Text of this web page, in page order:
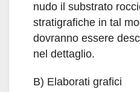
nudo il substrato
stratigrafiche in tal
dovranno essere
nel dettaglio.
B) Elaborati grafici